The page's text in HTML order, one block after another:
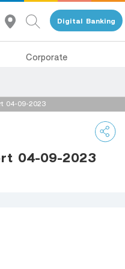
Digital Banking
Corporate
04-09-2023
04-09-2023